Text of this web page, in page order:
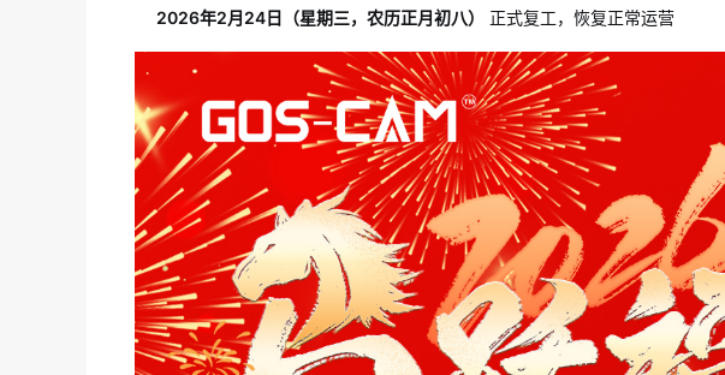
2026年2月24日（星期三，农历正月初八）
正式复工，恢复正常运营